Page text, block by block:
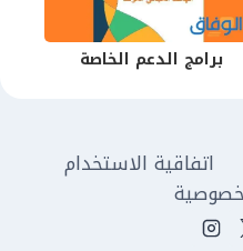
برامج الدعم الخاصة
اتفاقية الاستخدام